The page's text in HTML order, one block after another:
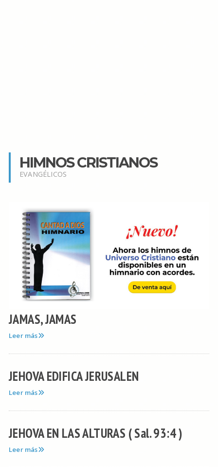
HIMNOS CRISTIANOS
EVANGÉLICOS
JAMAS, JAMAS
Leer más
JEHOVA EDIFICA JERUSALEN
Leer más
JEHOVA EN LAS ALTURAS ( Sal. 93:4 )
Leer más